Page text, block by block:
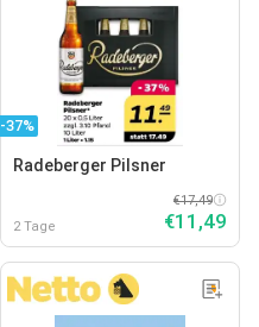
-37%
Radeberger Pilsner
2 Tage
€17,49
€11,49